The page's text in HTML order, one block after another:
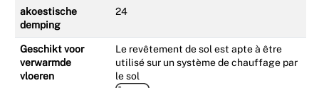
akoestische
demping
24
Geschikt voor
verwarmde
vloeren
Le revêtement de sol est apte à être
utilisé sur un système de chauffage par
le sol